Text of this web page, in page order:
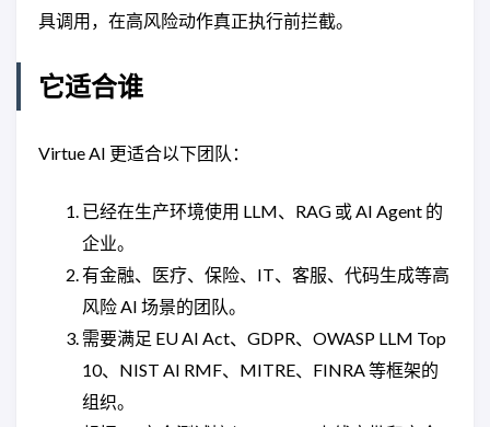
具调用，在高风险动作真正执行前拦截。
它适合谁
Virtue AI 更适合以下团队：
已经在生产环境使用 LLM、RAG 或 AI Agent 的
企业。
有金融、医疗、保险、IT、客服、代码生成等高
风险 AI 场景的团队。
需要满足 EU AI Act、GDPR、OWASP LLM Top
10、NIST AI RMF、MITRE、FINRA 等框架的
组织。